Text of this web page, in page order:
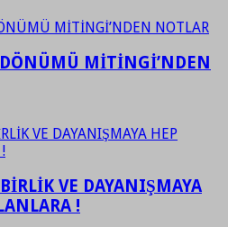
MİTİNGİ’NDEN
VE DAYANIŞMAYA
!